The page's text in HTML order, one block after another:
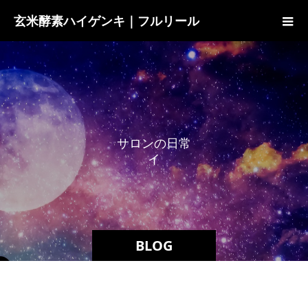
玄米酵素ハイゲンキ｜フルリール
BLOG
サロンの日常
イベン